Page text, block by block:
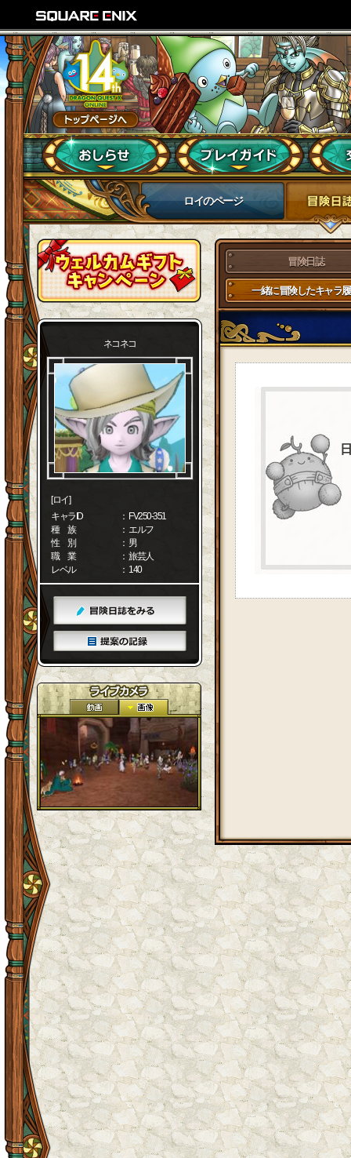
ロイのページ
ネコネコ
[ロイ]
キャラID
： FV250-351
種 族
： エルフ
性 別
： 男
職 業
： 旅芸人
レベル
： 140
冒険日誌
一緒に冒険したキャラ